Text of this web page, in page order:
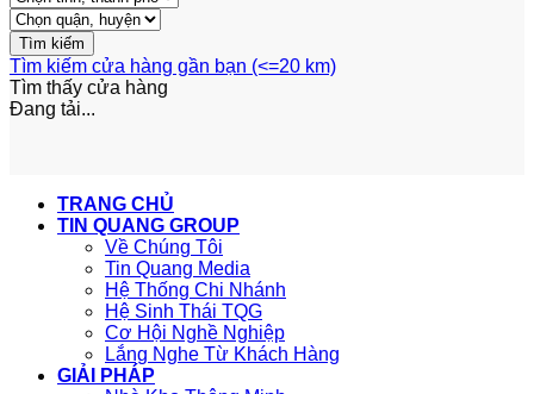
Tìm kiếm cửa hàng gần bạn (<=20 km)
Tìm thấy cửa hàng
Đang tải...
TRANG CHỦ
TIN QUANG GROUP
Về Chúng Tôi
Tin Quang Media
Hệ Thống Chi Nhánh
Hệ Sinh Thái TQG
Cơ Hội Nghề Nghiệp
Lắng Nghe Từ Khách Hàng
GIẢI PHÁP